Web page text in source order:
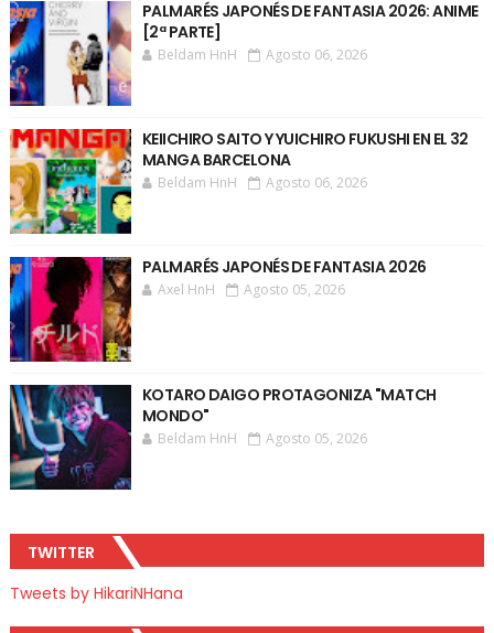
PALMARÉS JAPONÉS DE FANTASIA 2026: ANIME
[2ª PARTE]
Beldam HnH Agosto 06, 2026
KEIICHIRO SAITO Y YUICHIRO FUKUSHI EN EL 32
MANGA BARCELONA
Beldam HnH Agosto 06, 2026
PALMARÉS JAPONÉS DE FANTASIA 2026
Axel HnH Agosto 05, 2026
KOTARO DAIGO PROTAGONIZA "MATCH
MONDO"
Beldam HnH Agosto 05, 2026
TWITTER
Tweets by HikariNHana